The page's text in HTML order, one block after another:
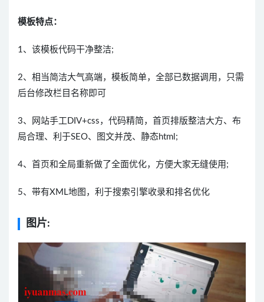
模板特点：
1、该模板代码干净整洁;
2、相当简洁大气高端，模板简单，全部已数据调用，只需
后台修改栏目名称即可
3、网站手工DIV+css，代码精简，首页排版整洁大方、布
局合理、利于SEO、图文并茂、静态html;
4、首页和全局重新做了全面优化，方便大家无缝使用;
5、带有XML地图，利于搜索引擎收录和排名优化
图片: